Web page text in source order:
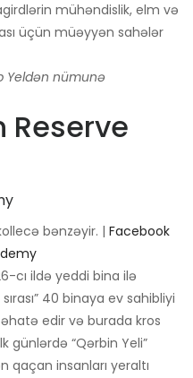
mühəndislik, elm və
üçün müəyyən sahələr
Yeldən nümunə
Reserve
bənzəyir. | Facebook
cı ildə yeddi bina ilə
40 binaya ev sahibliyi
edir və burada kros
günlərdə “Qərbin Yeli”
qaçan insanları yeraltı